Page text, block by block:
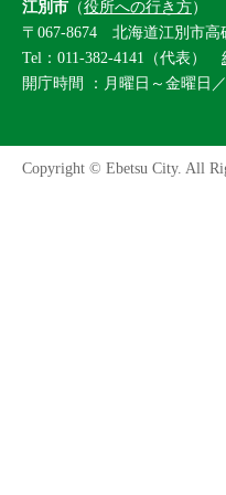
江別市 （役所への行き方）
〒067-8674 北海道江別市高
Tel：011-382-4141（代表）
開庁時間 ：月曜日～金曜日
Copyright © Ebetsu City. All